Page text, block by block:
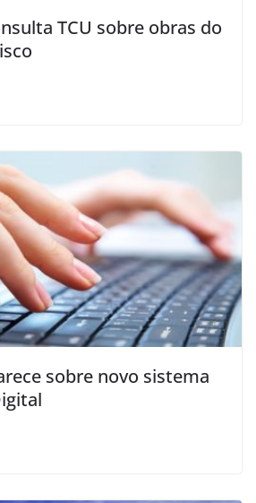
TCU sobre obras do
sobre novo sistema